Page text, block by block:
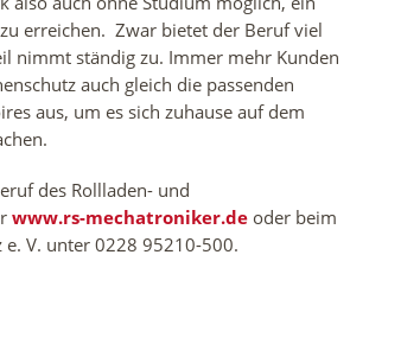
erreichen. Zwar bietet der Beruf viel
nimmt ständig zu. Immer mehr Kunden
auch gleich die passenden
aus, um es sich zuhause auf dem
des Rollladen- und
www.rs-mechatroniker.de oder beim
e. V. unter 0228 95210-500.